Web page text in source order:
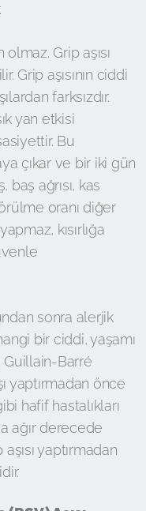
olmaz. Grip aşısı
Grip aşısının ciddi
farksızdır.
yan etkisi
Bu
çıkar ve bir iki gün
baş ağrısı, kas
oranı diğer
kısırlığa
sonra alerjik
bir ciddi, yaşamı
Barré
yaptırmadan önce
hafif hastalıkları
ağır derecede
yaptırmadan